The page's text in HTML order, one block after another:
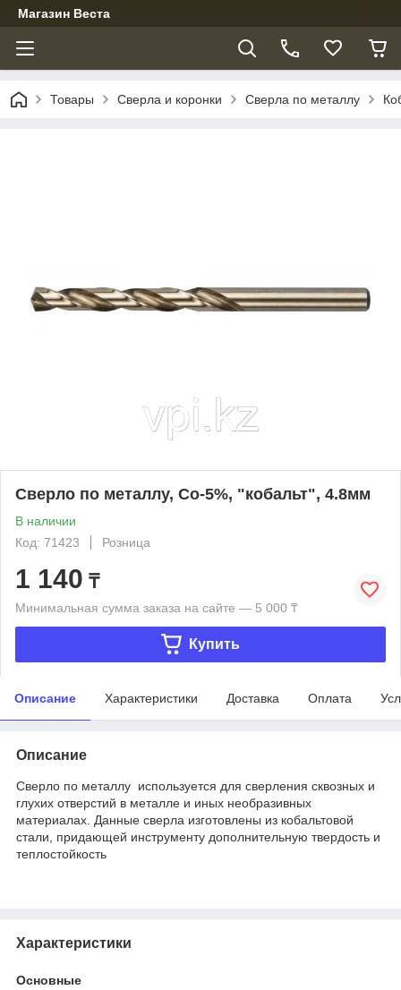
Магазин Веста
Товары Сверла и коронки Сверла по металлу
Сверло по металлу, Co-5%, "кобальт", 4.8мм
В наличии
Код: 71423
Розница
1 140 ₸
Минимальная сумма заказа на сайте — 5 000 ₸
Купить
Описание Характеристики Доставка Оплата
Описание
Сверло по металлу используется для сверления сквозных и
глухих отверстий в металле и иных необразивных
материалах. Данные сверла изготовлены из кобальтовой
стали, придающей инструменту дополнительную твердость и
теплостойкость
Характеристики
Основные